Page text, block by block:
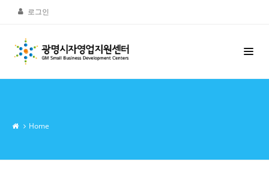
로그인
Home